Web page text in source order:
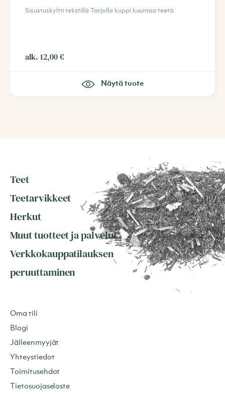
Sisustuskyltti tekstillä Tarjolla kuppi kuumaa teetä
alk. 12,00€
Näytä tuote
Teet
Teetarvikkeet
Herkut
Muut tuotteet ja palvelut
Verkkokauppatilauksen
peruuttaminen
Oma tili
Blogi
Jälleenmyyjät
Yhteystiedot
Toimitusehdot
Tietosuojaseloste